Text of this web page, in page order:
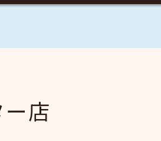
店